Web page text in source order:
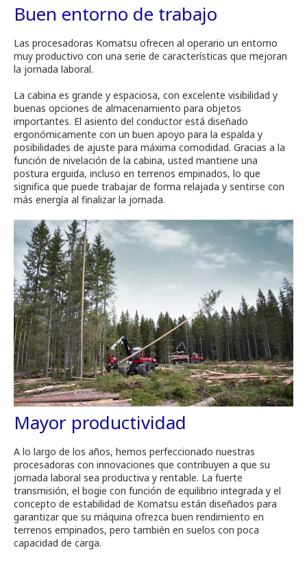
Buen entorno de trabajo
Las procesadoras Komatsu ofrecen al operario un entorno
muy productivo con una serie de características que mejoran
la jornada laboral.
La cabina es grande y espaciosa, con excelente visibilidad y
buenas opciones de almacenamiento para objetos
importantes. El asiento del conductor está diseñado
ergonómicamente con un buen apoyo para la espalda y
posibilidades de ajuste para máxima comodidad. Gracias a la
función de nivelación de la cabina, usted mantiene una
postura erguida, incluso en terrenos empinados, lo que
significa que puede trabajar de forma relajada y sentirse con
más energía al finalizar la jornada.
Mayor productividad
A lo largo de los años, hemos perfeccionado nuestras
procesadoras con innovaciones que contribuyen a que su
jornada laboral sea productiva y rentable. La fuerte
transmisión, el bogie con función de equilibrio integrada y el
concepto de estabilidad de Komatsu están diseñados para
garantizar que su máquina ofrezca buen rendimiento en
terrenos empinados, pero también en suelos con poca
capacidad de carga.